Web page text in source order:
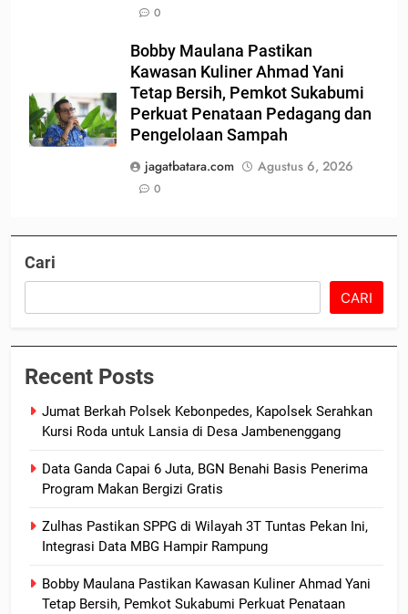
0
Bobby Maulana Pastikan
Kawasan Kuliner Ahmad Yani
Tetap Bersih, Pemkot Sukabumi
Perkuat Penataan Pedagang dan
Pengelolaan Sampah
jagatbatara.com
Agustus 6, 2026
0
Cari
CARI
Recent Posts
Jumat Berkah Polsek Kebonpedes, Kapolsek Serahkan
Kursi Roda untuk Lansia di Desa Jambenenggang
Data Ganda Capai 6 Juta, BGN Benahi Basis Penerima
Program Makan Bergizi Gratis
Zulhas Pastikan SPPG di Wilayah 3T Tuntas Pekan Ini,
Integrasi Data MBG Hampir Rampung
Bobby Maulana Pastikan Kawasan Kuliner Ahmad Yani
Tetap Bersih, Pemkot Sukabumi Perkuat Penataan